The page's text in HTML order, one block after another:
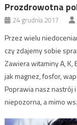
Prozdrowotna
24 grudnia 2017
Przez wielu
czy zdajemy sobie
Zawiera witaminy A,
jak magnez, fosfor,
Poprawia nasz nastrój
niepozorna, a mimo